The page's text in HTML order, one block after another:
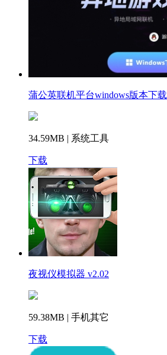
蒲公英联机平台windows版本下载
34.59MB | 系统工具
下载
夜视仪模拟器 v2.02
59.38MB | 手机其它
下载